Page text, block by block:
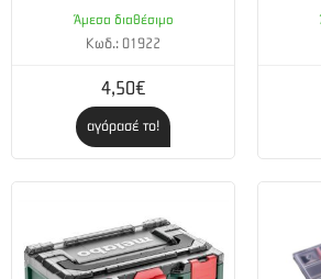
Άμεσα διαθέσιμο
Κωδ.: 01922
4,50€
αγόρασέ το!